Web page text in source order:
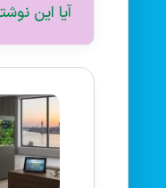
آیا این